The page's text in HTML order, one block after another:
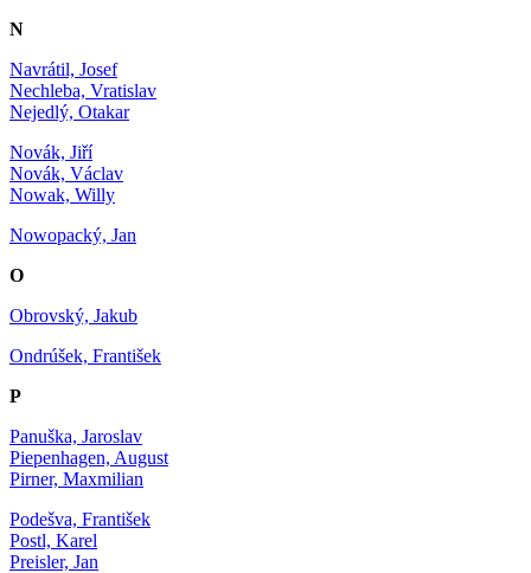
N
Navrátil, Josef
Nechleba, Vratislav
Nejedlý, Otakar
Novák, Jiří
Novák, Václav
Nowak, Willy
Nowopacký, Jan
O
Obrovský, Jakub
Ondrúšek, František
P
Panuška, Jaroslav
Piepenhagen, August
Pirner, Maxmilian
Podešva, František
Postl, Karel
Preisler, Jan